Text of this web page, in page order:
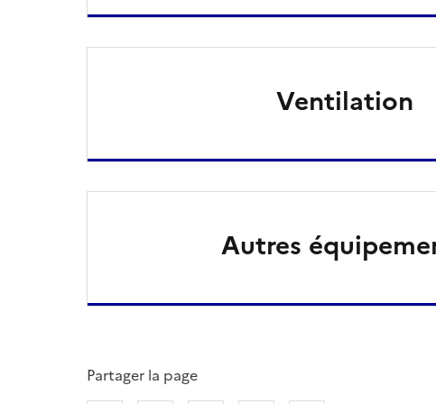
Ventilation
Autres
Partager la page